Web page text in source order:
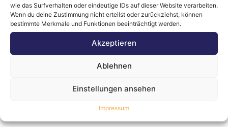
wie das Surfverhalten oder eindeutige IDs auf dieser Website verarbeiten.
Wenn du deine Zustimmung nicht erteilst oder zurückziehst, können
bestimmte Merkmale und Funktionen beeinträchtigt werden.
Akzeptieren
Ablehnen
Einstellungen ansehen
Impressum
Homeoffice.